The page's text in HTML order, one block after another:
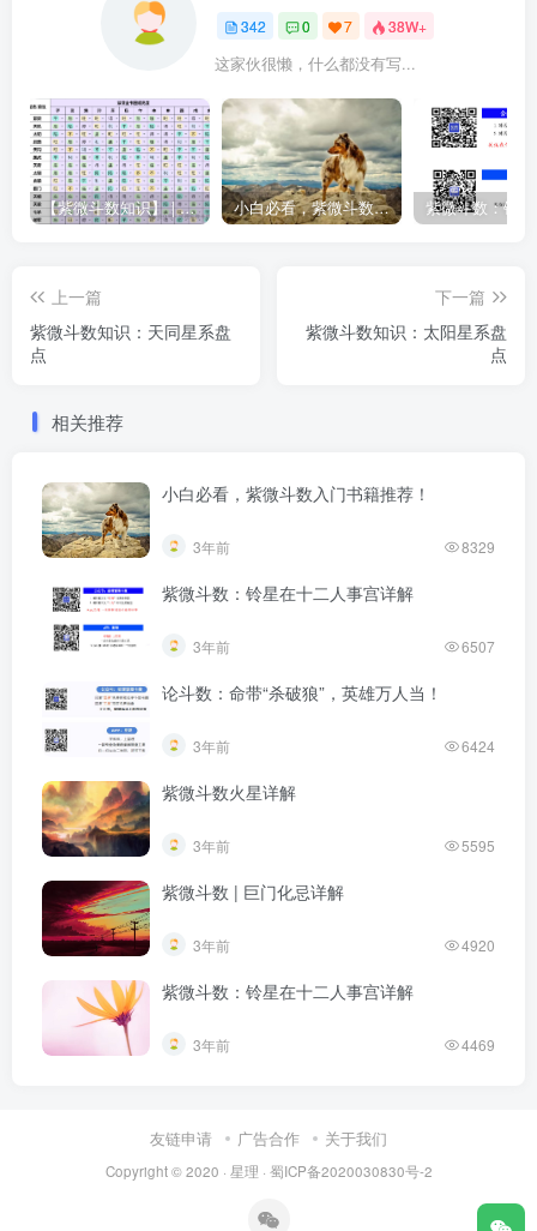
342 0 7 38W+
这家伙很懒，什么都没有写...
【紫微斗数知识】 | “庙旺得利平不陷”的含义 小白必看，紫微斗数入门书籍推荐！
上一篇
紫微斗数知识：天同星系盘
点
下一篇
紫微斗数知识：太阳星系盘
点
相关推荐
小白必看，紫微斗数入门书籍推荐！
3年前 8329
紫微斗数：铃星在十二人事宫详解
3年前 6507
论斗数：命带“杀破狼”，英雄万人当！
3年前 6424
紫微斗数火星详解
3年前 5595
紫微斗数 | 巨门化忌详解
3年前 4920
紫微斗数：铃星在十二人事宫详解
3年前 4469
友链申请 广告合作 关于我们
Copyright © 2020 · 星理 · 蜀ICP备2020030830号-2